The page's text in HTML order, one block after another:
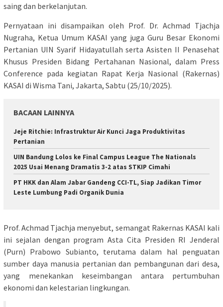
saing dan berkelanjutan.
Pernyataan ini disampaikan oleh Prof. Dr. Achmad Tjachja
Nugraha, Ketua Umum KASAI yang juga Guru Besar Ekonomi
Pertanian UIN Syarif Hidayatullah serta Asisten II Penasehat
Khusus Presiden Bidang Pertahanan Nasional, dalam Press
Conference pada kegiatan Rapat Kerja Nasional (Rakernas)
KASAI di Wisma Tani, Jakarta, Sabtu (25/10/2025).
BACAAN LAINNYA
Jeje Ritchie: Infrastruktur Air Kunci Jaga Produktivitas
Pertanian
UIN Bandung Lolos ke Final Campus League The Nationals
2025 Usai Menang Dramatis 3-2 atas STKIP Cimahi
PT HKK dan Alam Jabar Gandeng CCI-TL, Siap Jadikan Timor
Leste Lumbung Padi Organik Dunia
Prof. Achmad Tjachja menyebut, semangat Rakernas KASAI kali
ini sejalan dengan program Asta Cita Presiden RI Jenderal
(Purn) Prabowo Subianto, terutama dalam hal penguatan
sumber daya manusia pertanian dan pembangunan dari desa,
yang menekankan keseimbangan antara pertumbuhan
ekonomi dan kelestarian lingkungan.